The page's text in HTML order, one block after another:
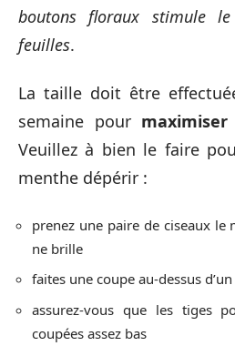
boutons floraux stimule le
feuilles.
La taille doit être
semaine pourmaximiser
Veuillez à bien le faire
menthe dépérir :
prenez une paire de ciseaux le
ne brille
faites une coupe au-dessus
assurez-vous que les tiges
coupées assez bas